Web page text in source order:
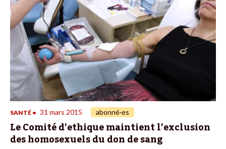
SANTÉ • 31 mars 2015 abonné·es
Le Comité d’ethique maintient l’exclusion
des homosexuels du don de sang